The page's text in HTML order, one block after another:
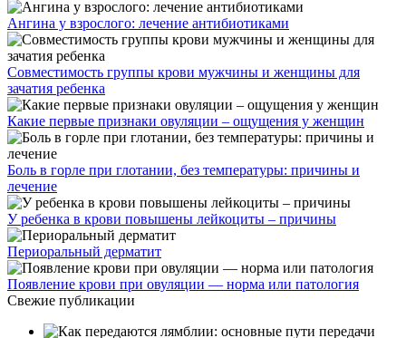
Ангина у взрослого: лечение антибиотиками
Совместимость группы крови мужчины и женщины для
зачатия ребенка
Какие первые признаки овуляции – ощущения у женщин
Боль в горле при глотании, без температуры: причины и
лечение
У ребенка в крови повышены лейкоциты – причины
Периоральный дерматит
Появление крови при овуляции — норма или патология
Свежие публикации